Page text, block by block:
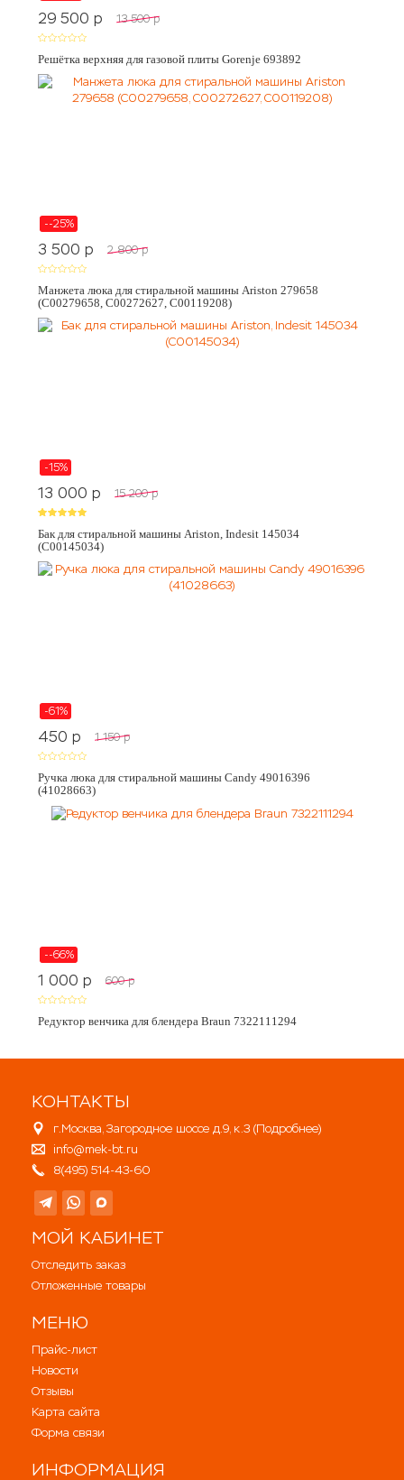
29 500 p 13 500 p
Решётка верхняя для газовой плиты Gorenje 693892
--25%
3 500 p 2 800 p
Манжета люка для стиральной машины Ariston 279658
(C00279658, C00272627, C00119208)
-15%
13 000 p 15 200 p
Бак для стиральной машины Ariston, Indesit 145034
(C00145034)
-61%
450 p 1 150 p
Ручка люка для стиральной машины Candy 49016396
(41028663)
--66%
1 000 p 600 p
Редуктор венчика для блендера Braun 7322111294
КОНТАКТЫ
г.Москва, Загородное шоссе д.9, к.3 (Подробнее)
info@mek-bt.ru
8(495) 514-43-60
МОЙ КАБИНЕТ
Отследить заказ
Отложенные товары
МЕНЮ
Прайс-лист
Новости
Отзывы
Карта сайта
Форма связи
ИНФОРМАЦИЯ